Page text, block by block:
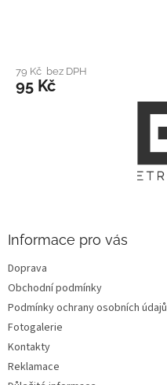
79 Kč bez DPH
95 Kč
Informace pro vás
Doprava
Obchodní podmínky
Podmínky ochrany osobních údajů
Fotogalerie
Kontakty
Reklamace